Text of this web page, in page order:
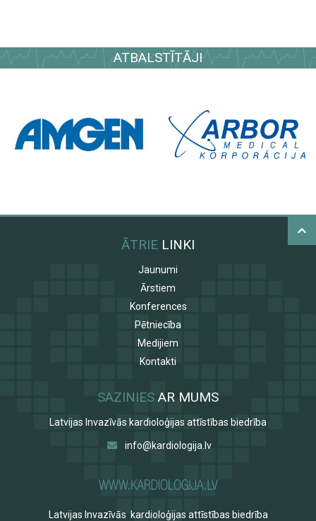
ATBALSTĪTĀJI
ĀTRIE LINKI
Jaunumi
Ārstiem
Konferences
Pētniecība
Medijiem
Kontakti
SAZINIES AR MUMS
Latvijas Invazīvās kardioloģijas attīstības biedrība
info@kardiologija.lv
Latvijas Invazīvās kardioloģijas attīstības biedrība